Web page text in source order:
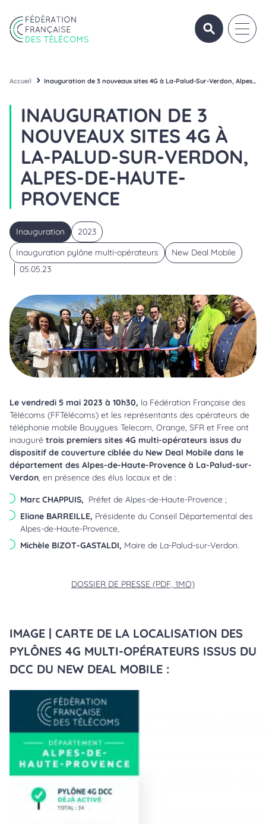
OUVRIR/
Accueil Inauguration de 3 nouveaux sites 4G à La-Palud-Sur-Verdon, Alpes-De-Haute-Provence
INAUGURATION DE 3
NOUVEAUX SITES 4G À
LA-PALUD-SUR-VERDON,
ALPES-DE-HAUTE-
PROVENCE
Inauguration
2023
Inauguration pylône multi-opérateurs
New Deal Mobile
05.05.23
Le vendredi 5 mai 2023 à 10h30, la Fédération Française des
Télécoms (FFTélécoms) et les représentants des opérateurs de
téléphonie mobile Bouygues Telecom, Orange, SFR et Free ont
inauguré trois premiers sites 4G multi-opérateurs issus du
dispositif de couverture ciblée du New Deal Mobile dans le
département des Alpes-de-Haute-Provence à La-Palud-sur-
Verdon, en présence des élus locaux et de :
Marc CHAPPUIS, Préfet de Alpes-de-Haute-Provence ;
Eliane BARREILLE, Présidente du Conseil Départemental des
Alpes-de-Haute-Provence,
Michèle BIZOT-GASTALDI, Maire de La-Palud-sur-Verdon.
DOSSIER DE PRESSE (PDF, 1MO)
IMAGE | CARTE DE LA LOCALISATION DES
PYLÔNES 4G MULTI-OPÉRATEURS ISSUS DU
DCC DU NEW DEAL MOBILE :